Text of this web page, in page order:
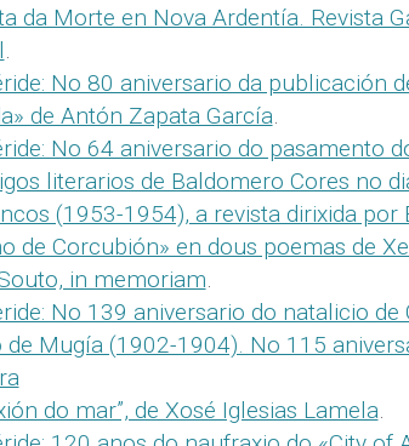
da Morte en Nova Ardentía. Revista
.
No 80 aniversario da publicación
de Antón Zapata García.
No 64 aniversario do pasamento
literarios de Baldomero Cores no
(1953-1954), a revista dirixida
de Corcubión» en dous poemas de
in memoriam.
No 139 aniversario do natalicio de
de Mugía (1902-1904). No 115
do mar”, de Xosé Iglesias Lamela.